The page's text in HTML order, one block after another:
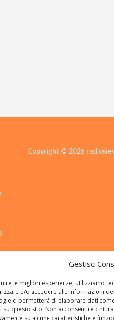
Gestisci
le migliori esperienze, utilizziamo
e/o accedere alle informazioni
ci permetterà di elaborare dati
su questo sito. Non acconsentire o
su alcune caratteristiche e
Copyright © 2026